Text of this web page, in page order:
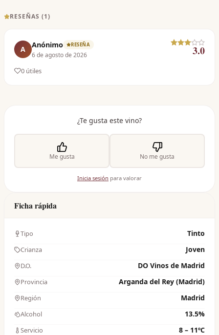
RESEÑAS (1)
A Anónimo RESEÑA
6 de agosto de 2026 3.0
0 útiles
¿Te gusta este vino?
Me gusta No me gusta
Inicia sesión para valorar
Ficha rápida
Tipo Tinto
Crianza Joven
D.O. DO Vinos de Madrid
Provincia Arganda del Rey (Madrid)
Región Madrid
Alcohol 13.5%
Servicio 8 – 11ºC